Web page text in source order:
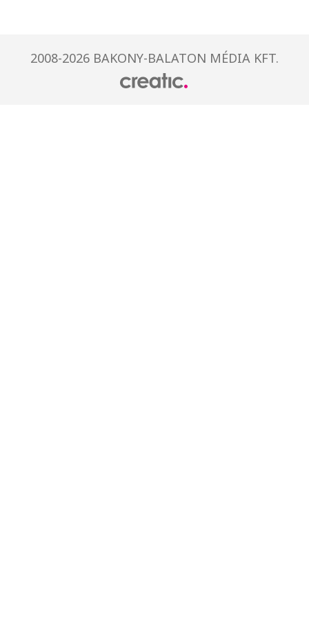
2008-2026 BAKONY-BALATON MÉDIA KFT.